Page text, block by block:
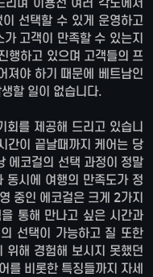
선택할 수 있게 운영하고
고객이 만족할 수 있는지
행하고 있으며 고객들의 프
져야 하기 때문에 베트남인
할 일이 없습니다.
회를 제공해 드리고 있습니
간이 끝날때까지 케어는 당
에코걸의 선택 과정이 정말
동시에 여행의 만족도가 정
중인 에코걸은 크게 2가지
통해 만나고 싶은 시간과
선택이 가능하고 질 또한
위해 경험해 보시지 못했던
를 비롯한 특징들까지 자세